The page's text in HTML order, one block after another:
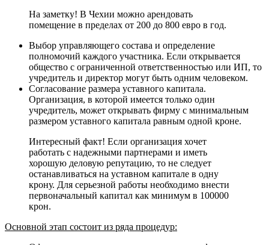
На заметку! В Чехии можно арендовать
помещение в пределах от 200 до 800 евро в год.
Выбор управляющего состава и определение
полномочий каждого участника. Если открывается
общество с ограниченной ответственностью или ИП, то
учредитель и директор могут быть одним человеком.
Согласование размера уставного капитала.
Организация, в которой имеется только один
учредитель, может открывать фирму с минимальным
размером уставного капитала равным одной кроне.
Интересный факт! Если организация хочет
работать с надежными партнерами и иметь
хорошую деловую репутацию, то не следует
останавливаться на уставном капитале в одну
крону. Для серьезной работы необходимо внести
первоначальный капитал как минимум в 100000
крон.
Основной этап состоит из ряда процедур: